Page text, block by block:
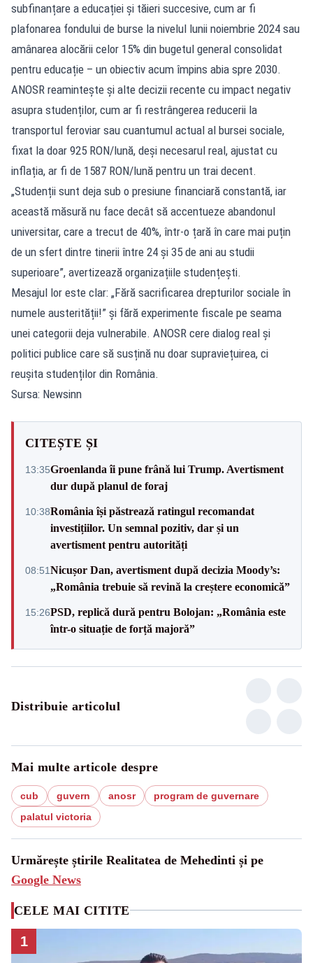
subfinanțare a educației și tăieri succesive, cum ar fi
plafonarea fondului de burse la nivelul lunii noiembrie 2024 sau
amânarea alocării celor 15% din bugetul general consolidat
pentru educație – un obiectiv acum împins abia spre 2030.
ANOSR reamintește și alte decizii recente cu impact negativ
asupra studenților, cum ar fi restrângerea reducerii la
transportul feroviar sau cuantumul actual al bursei sociale,
fixat la doar 925 RON/lună, deși necesarul real, ajustat cu
inflația, ar fi de 1587 RON/lună pentru un trai decent.
„Studenții sunt deja sub o presiune financiară constantă, iar
această măsură nu face decât să accentueze abandonul
universitar, care a trecut de 40%, într-o țară în care mai puțin
de un sfert dintre tinerii între 24 și 35 de ani au studii
superioare”, avertizează organizațiile studențești.
Mesajul lor este clar: „Fără sacrificarea drepturilor sociale în
numele austerității!” și fără experimente fiscale pe seama
unei categorii deja vulnerabile. ANOSR cere dialog real și
politici publice care să susțină nu doar supraviețuirea, ci
reușita studenților din România.
Sursa: Newsinn
CITEȘTE ȘI
13:35Groenlanda îi pune frână lui Trump. Avertisment
dur după planul de foraj
10:38România își păstrează ratingul recomandat
investițiilor. Un semnal pozitiv, dar și un
avertisment pentru autorități
08:51Nicușor Dan, avertisment după decizia Moody’s:
„România trebuie să revină la creștere economică”
15:26PSD, replică dură pentru Bolojan: „România este
într-o situație de forță majoră”
Distribuie articolul
Mai multe articole despre
cub guvern anosr
program de guvernare
palatul victoria
Urmărește știrile Realitatea de Mehedinti și pe
Google News
CELE MAI CITITE
1